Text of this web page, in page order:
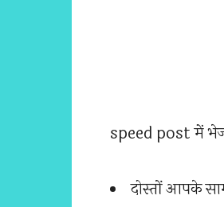
speed post में
दोस्तों आपके